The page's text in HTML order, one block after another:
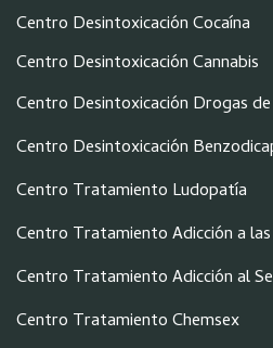
Centro Desintoxicación Cocaína
Centro Desintoxicación Cannabis
Centro Desintoxicación Drogas
Centro Desintoxicación
Centro Tratamiento Ludopatía
Centro Tratamiento Adicción a
Centro Tratamiento Adicción al
Centro Tratamiento Chemsex